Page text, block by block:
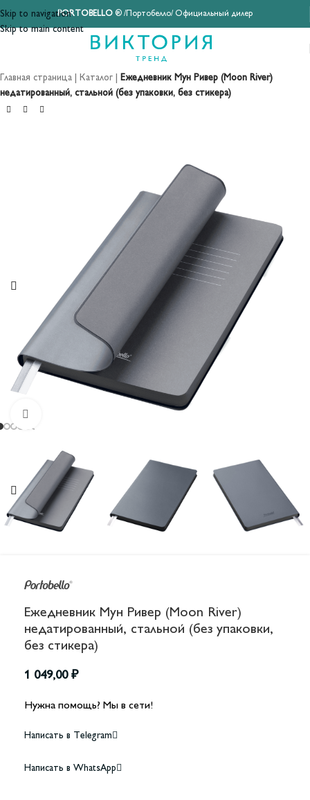
Skip to navigation
Skip to main content
PORTOBELLO® /Портобелло/ Официальный дилер
Главная страница Каталог
Ежедневник Мун Ривер (Moon River)
недатированный, стальной (без упаковки, без стикера)
Ежедневник Мун Ривер (Moon River)
недатированный, стальной (без упаковки,
без стикера)
1 049,00 ₽
Нужна помощь? Мы в сети!
Написать в Telegram
Написать в WhatsApp